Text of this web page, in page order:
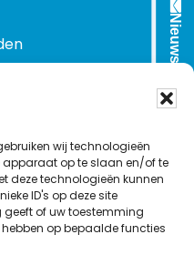
wij technologieën
apparaat op te slaan en/of te
deze technologieën kunnen
ID's op deze site
geeft of uw toestemming
op bepaalde functies
Y
o
u
C
o
n
Nieuwsbrief